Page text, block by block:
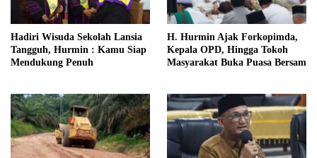
Hadiri Wisuda Sekolah Lansia
Tangguh, Hurmin : Kamu Siap
Mendukung Penuh
H. Hurmin Ajak Forkopimda,
Kepala OPD, Hingga Tokoh
Masyarakat Buka Puasa Bersam